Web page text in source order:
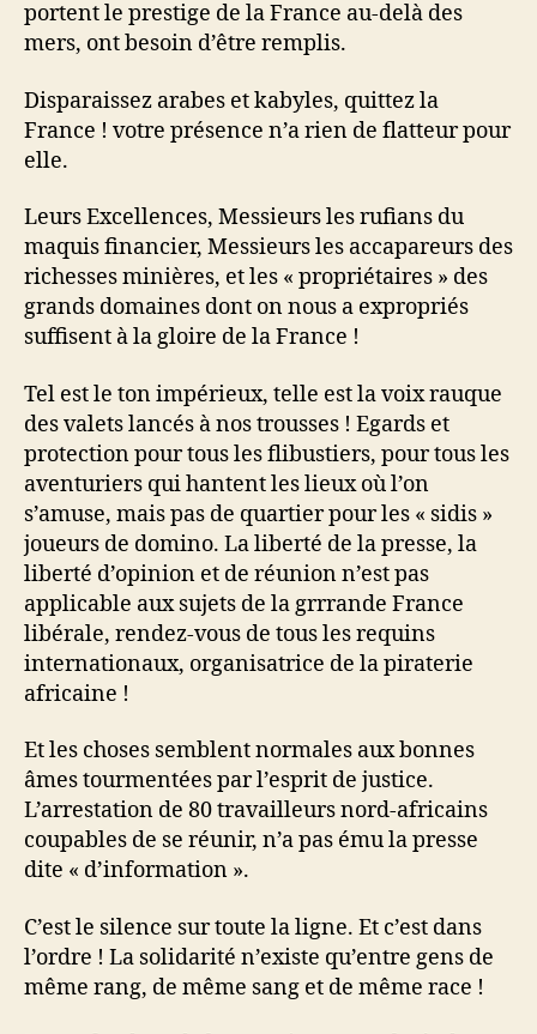
portent le prestige de la France au-delà des
mers, ont besoin d’être remplis.
Disparaissez arabes et kabyles, quittez la
France ! votre présence n’a rien de flatteur pour
elle.
Leurs Excellences, Messieurs les rufians du
maquis financier, Messieurs les accapareurs des
richesses minières, et les « propriétaires » des
grands domaines dont on nous a expropriés
suffisent à la gloire de la France !
Tel est le ton impérieux, telle est la voix rauque
des valets lancés à nos trousses ! Egards et
protection pour tous les flibustiers, pour tous les
aventuriers qui hantent les lieux où l’on
s’amuse, mais pas de quartier pour les « sidis »
joueurs de domino. La liberté de la presse, la
liberté d’opinion et de réunion n’est pas
applicable aux sujets de la grrrande France
libérale, rendez-vous de tous les requins
internationaux, organisatrice de la piraterie
africaine !
Et les choses semblent normales aux bonnes
âmes tourmentées par l’esprit de justice.
L’arrestation de 80 travailleurs nord-africains
coupables de se réunir, n’a pas ému la presse
dite « d’information ».
C’est le silence sur toute la ligne. Et c’est dans
l’ordre ! La solidarité n’existe qu’entre gens de
même rang, de même sang et de même race !